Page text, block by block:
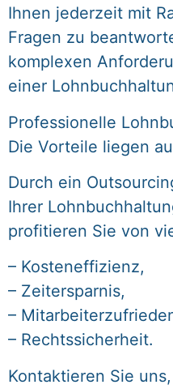
Ihnen jederzeit mit
Fragen zu
komplexen
einer
Professionelle
Die Vorteile liegen
Durch ein
Ihrer
profitieren Sie von
– Kosteneffizienz,
– Zeitersparnis,
–
– Rechtssicherheit.
Kontaktieren Sie